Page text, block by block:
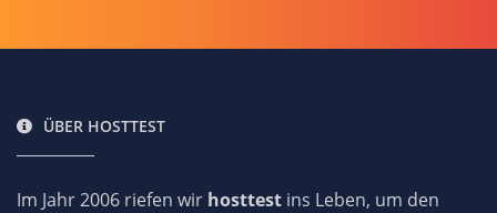
ÜBER HOSTTEST
Im Jahr 2006 riefen wir hosttest ins Leben, um den